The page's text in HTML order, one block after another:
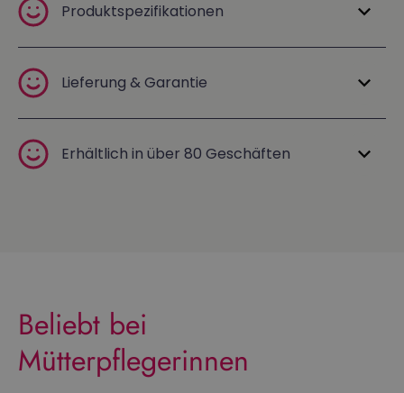
Produktspezifikationen
Lieferung & Garantie
Erhältlich in über 80 Geschäften
Beliebt bei
Mütterpflegerinnen